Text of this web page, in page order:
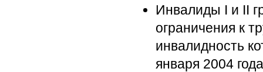
Инвалиды I и II
ограничения к
инвалидность
января 2004